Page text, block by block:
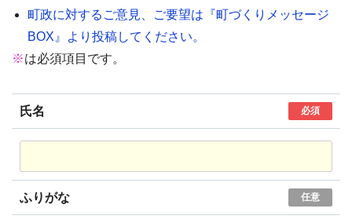
町政に対するご意見、ご要望は『町づくりメッセージ
BOX』より投稿してください。
※は必須項目です。
氏名 必須
ふりがな 任意